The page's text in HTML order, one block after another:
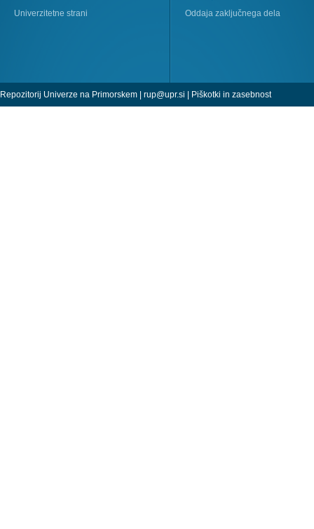
Univerzitetne strani
Oddaja zaključnega dela
Repozitorij Univerze na Primorskem | rup@upr.si | Piškotki in zasebnost